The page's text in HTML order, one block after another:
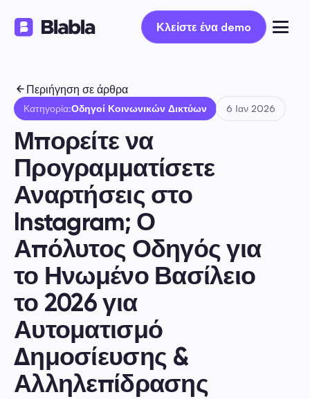
Κλείστε ένα demo
Κλείστε ένα demo
Περιήγηση σε άρθρα
Κατηγορία:Οδηγοί Κοινωνικών Δικτύων 6 Ιαν 2026
Μπορείτε να
Προγραμματίσετε
Αναρτήσεις στο
Instagram; Ο
Απόλυτος Οδηγός για
το Ηνωμένο Βασίλειο
το 2026 για
Αυτοματισμό
Δημοσίευσης &
Αλληλεπίδρασης